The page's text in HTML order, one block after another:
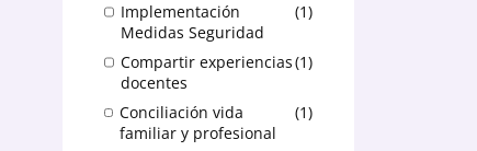
Implementación
Medidas Seguridad
1
Compartir experiencias
docentes
1
Conciliación vida
familiar y profesional
1